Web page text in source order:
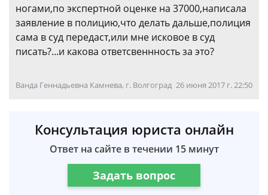
ногами,по экспертной оценке на 37000,написала
заявление в полицию,что делать дальше,полиция
сама в суд передаст,или мне исковое в суд
писать?...и какова ответсвеннность за это?
Ванда Геннадьевна Камнева, г. Волгоград 26 июня 2017 г. 22:50
Консультация юриста онлайн
Ответ на сайте в течении 15 минут
Задать вопрос